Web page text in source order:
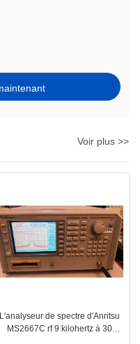
Voir plus >>
L'analyseur de spectre d'Anritsu
MS2667C rf 9 kilohertz à 30